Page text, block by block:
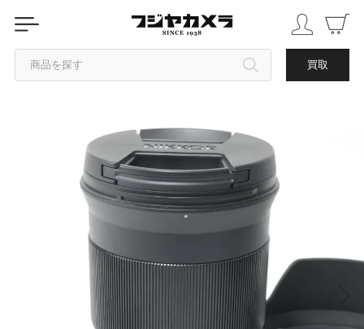
商品を探す 買取
ブランドから探す
中古品を探す